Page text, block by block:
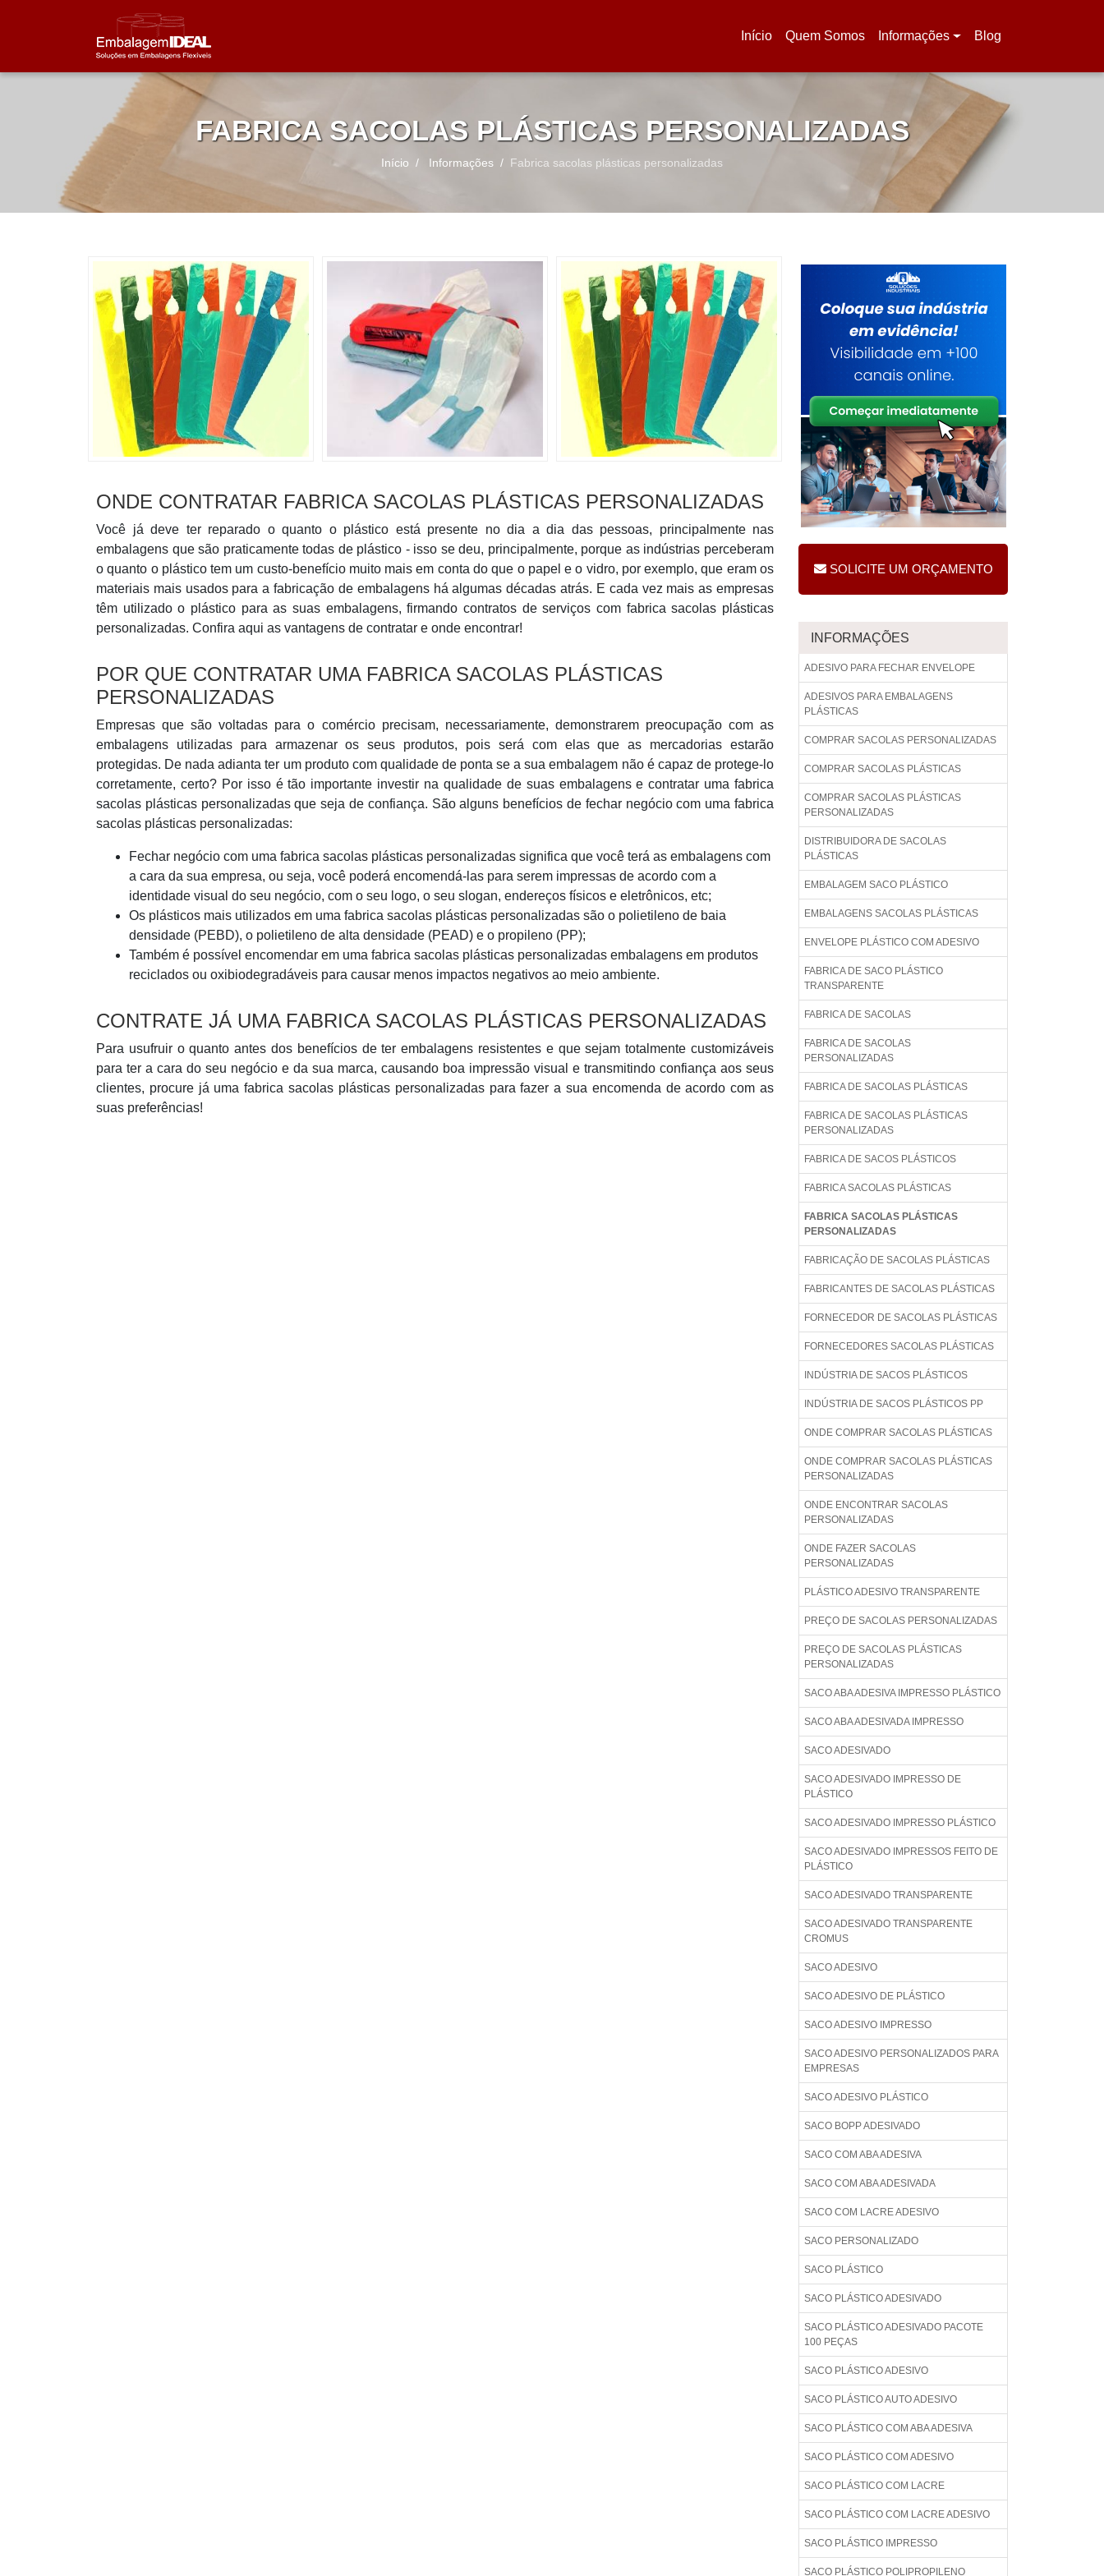
Início
(current)
Quem Somos Informações Blog
FABRICA SACOLAS PLÁSTICAS PERSONALIZADAS
Início Informações Fabrica sacolas plásticas personalizadas
ONDE CONTRATAR FABRICA SACOLAS PLÁSTICAS PERSONALIZADAS
Você já deve ter reparado o quanto o plástico está presente no dia a dia das pessoas, principalmente nas
embalagens que são praticamente todas de plástico - isso se deu, principalmente, porque as indústrias perceberam
o quanto o plástico tem um custo-benefício muito mais em conta do que o papel e o vidro, por exemplo, que eram os
materiais mais usados para a fabricação de embalagens há algumas décadas atrás. E cada vez mais as empresas
têm utilizado o plástico para as suas embalagens, firmando contratos de serviços com fabrica sacolas plásticas
personalizadas. Confira aqui as vantagens de contratar e onde encontrar!
POR QUE CONTRATAR UMA FABRICA SACOLAS PLÁSTICAS
PERSONALIZADAS
Empresas que são voltadas para o comércio precisam, necessariamente, demonstrarem preocupação com as
embalagens utilizadas para armazenar os seus produtos, pois será com elas que as mercadorias estarão
protegidas. De nada adianta ter um produto com qualidade de ponta se a sua embalagem não é capaz de protege-lo
corretamente, certo? Por isso é tão importante investir na qualidade de suas embalagens e contratar uma fabrica
sacolas plásticas personalizadas que seja de confiança. São alguns benefícios de fechar negócio com uma fabrica
sacolas plásticas personalizadas:
Fechar negócio com uma fabrica sacolas plásticas personalizadas significa que você terá as embalagens com
a cara da sua empresa, ou seja, você poderá encomendá-las para serem impressas de acordo com a
identidade visual do seu negócio, com o seu logo, o seu slogan, endereços físicos e eletrônicos, etc;
Os plásticos mais utilizados em uma fabrica sacolas plásticas personalizadas são o polietileno de baia
densidade (PEBD), o polietileno de alta densidade (PEAD) e o propileno (PP);
Também é possível encomendar em uma fabrica sacolas plásticas personalizadas embalagens em produtos
reciclados ou oxibiodegradáveis para causar menos impactos negativos ao meio ambiente.
CONTRATE JÁ UMA FABRICA SACOLAS PLÁSTICAS PERSONALIZADAS
Para usufruir o quanto antes dos benefícios de ter embalagens resistentes e que sejam totalmente customizáveis
para ter a cara do seu negócio e da sua marca, causando boa impressão visual e transmitindo confiança aos seus
clientes, procure já uma fabrica sacolas plásticas personalizadas para fazer a sua encomenda de acordo com as
suas preferências!
SOLICITE UM ORÇAMENTO
INFORMAÇÕES
ADESIVO PARA FECHAR ENVELOPE
ADESIVOS PARA EMBALAGENS
PLÁSTICAS
COMPRAR SACOLAS PERSONALIZADAS
COMPRAR SACOLAS PLÁSTICAS
COMPRAR SACOLAS PLÁSTICAS
PERSONALIZADAS
DISTRIBUIDORA DE SACOLAS
PLÁSTICAS
EMBALAGEM SACO PLÁSTICO
EMBALAGENS SACOLAS PLÁSTICAS
ENVELOPE PLÁSTICO COM ADESIVO
FABRICA DE SACO PLÁSTICO
TRANSPARENTE
FABRICA DE SACOLAS
FABRICA DE SACOLAS
PERSONALIZADAS
FABRICA DE SACOLAS PLÁSTICAS
FABRICA DE SACOLAS PLÁSTICAS
PERSONALIZADAS
FABRICA DE SACOS PLÁSTICOS
FABRICA SACOLAS PLÁSTICAS
FABRICA SACOLAS PLÁSTICAS
PERSONALIZADAS
FABRICAÇÃO DE SACOLAS PLÁSTICAS
FABRICANTES DE SACOLAS PLÁSTICAS
FORNECEDOR DE SACOLAS PLÁSTICAS
FORNECEDORES SACOLAS PLÁSTICAS
INDÚSTRIA DE SACOS PLÁSTICOS
INDÚSTRIA DE SACOS PLÁSTICOS PP
ONDE COMPRAR SACOLAS PLÁSTICAS
ONDE COMPRAR SACOLAS PLÁSTICAS
PERSONALIZADAS
ONDE ENCONTRAR SACOLAS
PERSONALIZADAS
ONDE FAZER SACOLAS
PERSONALIZADAS
PLÁSTICO ADESIVO TRANSPARENTE
PREÇO DE SACOLAS PERSONALIZADAS
PREÇO DE SACOLAS PLÁSTICAS
PERSONALIZADAS
SACO ABA ADESIVA IMPRESSO PLÁSTICO
SACO ABA ADESIVADA IMPRESSO
SACO ADESIVADO
SACO ADESIVADO IMPRESSO DE
PLÁSTICO
SACO ADESIVADO IMPRESSO PLÁSTICO
SACO ADESIVADO IMPRESSOS FEITO DE
PLÁSTICO
SACO ADESIVADO TRANSPARENTE
SACO ADESIVADO TRANSPARENTE
CROMUS
SACO ADESIVO
SACO ADESIVO DE PLÁSTICO
SACO ADESIVO IMPRESSO
SACO ADESIVO PERSONALIZADOS PARA
EMPRESAS
SACO ADESIVO PLÁSTICO
SACO BOPP ADESIVADO
SACO COM ABA ADESIVA
SACO COM ABA ADESIVADA
SACO COM LACRE ADESIVO
SACO PERSONALIZADO
SACO PLÁSTICO
SACO PLÁSTICO ADESIVADO
SACO PLÁSTICO ADESIVADO PACOTE
100 PEÇAS
SACO PLÁSTICO ADESIVO
SACO PLÁSTICO AUTO ADESIVO
SACO PLÁSTICO COM ABA ADESIVA
SACO PLÁSTICO COM ADESIVO
SACO PLÁSTICO COM LACRE
SACO PLÁSTICO COM LACRE ADESIVO
SACO PLÁSTICO IMPRESSO
SACO PLÁSTICO POLIPROPILENO